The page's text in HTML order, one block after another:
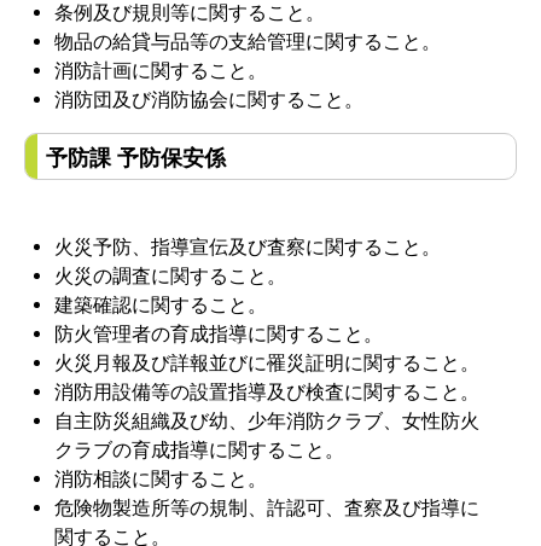
条例及び規則等に関すること。
物品の給貸与品等の支給管理に関すること。
消防計画に関すること。
消防団及び消防協会に関すること。
予防課 予防保安係
火災予防、指導宣伝及び査察に関すること。
火災の調査に関すること。
建築確認に関すること。
防火管理者の育成指導に関すること。
火災月報及び詳報並びに罹災証明に関すること。
消防用設備等の設置指導及び検査に関すること。
自主防災組織及び幼、少年消防クラブ、女性防火
クラブの育成指導に関すること。
消防相談に関すること。
危険物製造所等の規制、許認可、査察及び指導に
関すること。